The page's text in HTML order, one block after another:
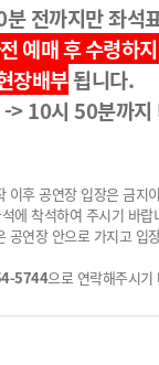
분 전까지만 좌석
예매 후수령하
장배부됩니다.
> 10시 50분까지
이후 공연장 입장은 금지
에 착석하여 주시기 바랍
공연장 안으로 가지고 입
5744으로 연락해주시기